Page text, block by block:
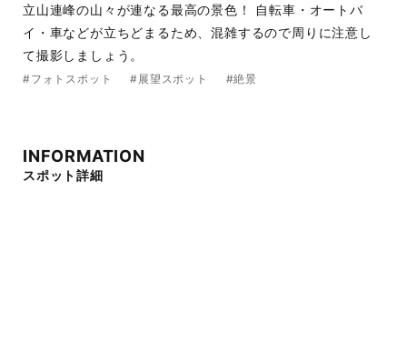
立山連峰の山々が連なる最高の景色！ 自転車・オートバ
イ・車などが立ちどまるため、混雑するので周りに注意し
て撮影しましょう。
#フォトスポット #展望スポット #絶景
INFORMATION
スポット詳細